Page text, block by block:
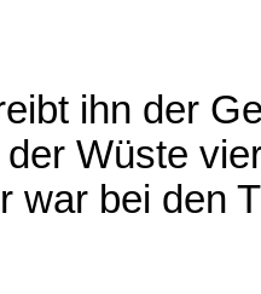
ihn der
Wüste
war bei den